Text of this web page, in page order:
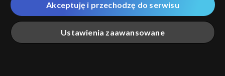
Koronawirus. Poradnik
odc. 332
Koronawirus. Poradnik
odc. 339
przez nas identyfikatora PPID do Google.
Twoje dane osobowe zbierane podczas odwiedzania przez
Ciebie naszych
poszczególnych serwisówzwanych dalej
„Portalem”, w tym informacje zapisywane za pomocą
Ustawienia zaawansowane
Akceptuję i przechodzę do serwisu